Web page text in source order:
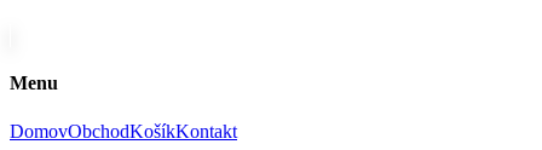
Menu
DomovObchodKošíkKontakt